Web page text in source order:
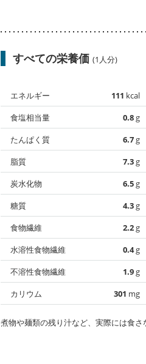
すべての栄養価 (1人分)
エネルギー 111 kcal
食塩相当量
0.8g
たんぱく質
6.7g
脂質
7.3g
炭水化物
6.5g
糖質
4.3g
食物繊維
2.2g
水溶性食物繊維
0.4g
不溶性食物繊維
1.9g
カリウム
301 mg
煮物や麺類の残り汁など、実際には食さ